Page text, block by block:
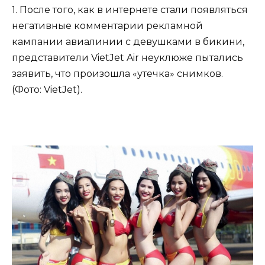
1. После того, как в интернете стали появляться
негативные комментарии рекламной
кампании авиалинии с девушками в бикини,
представители VietJet Air неуклюже пытались
заявить, что произошла «утечка» снимков.
(Фото: VietJet).